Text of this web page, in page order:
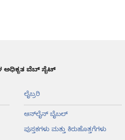
ಅಧಿಕೃತ ವೆಬ್ ಸೈಟ್
ಲೈಬ್ರರಿ
ಆನ್‌ಲೈನ್‌ ಬೈಬಲ್‌
ಪುಸ್ತಕಗಳು ಮತ್ತು ಕಿರುಹೊತ್ತಗೆಗಳು